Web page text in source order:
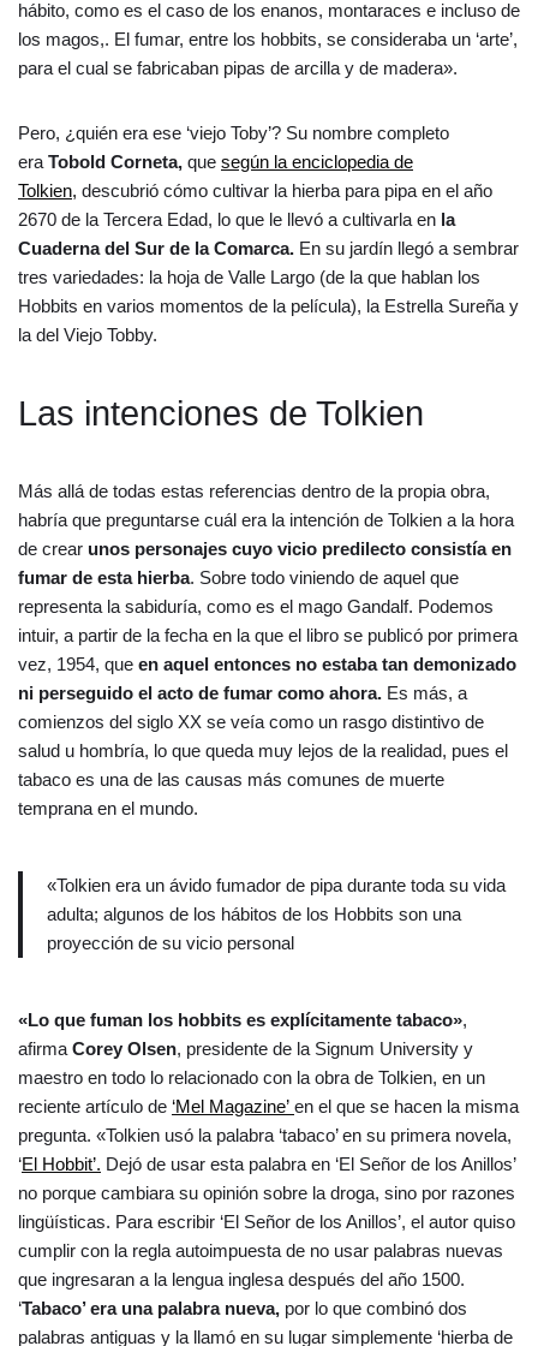
hábito, como es el caso de los enanos, montaraces e incluso de
los magos,. El fumar, entre los hobbits, se consideraba un ‘arte’,
para el cual se fabricaban pipas de arcilla y de madera».
Pero, ¿quién era ese ‘viejo Toby’? Su nombre completo
era Tobold Corneta, que según la enciclopedia de
Tolkien, descubrió cómo cultivar la hierba para pipa en el año
2670 de la Tercera Edad, lo que le llevó a cultivarla en la
Cuaderna del Sur de la Comarca. En su jardín llegó a sembrar
tres variedades: la hoja de Valle Largo (de la que hablan los
Hobbits en varios momentos de la película), la Estrella Sureña y
la del Viejo Tobby.
Las intenciones de Tolkien
Más allá de todas estas referencias dentro de la propia obra,
habría que preguntarse cuál era la intención de Tolkien a la hora
de crear unos personajes cuyo vicio predilecto consistía en
fumar de esta hierba. Sobre todo viniendo de aquel que
representa la sabiduría, como es el mago Gandalf. Podemos
intuir, a partir de la fecha en la que el libro se publicó por primera
vez, 1954, que en aquel entonces no estaba tan demonizado
ni perseguido el acto de fumar como ahora. Es más, a
comienzos del siglo XX se veía como un rasgo distintivo de
salud u hombría, lo que queda muy lejos de la realidad, pues el
tabaco es una de las causas más comunes de muerte
temprana en el mundo.
«Tolkien era un ávido fumador de pipa durante toda su vida
adulta; algunos de los hábitos de los Hobbits son una
proyección de su vicio personal
«Lo que fuman los hobbits es explícitamente tabaco»,
afirma Corey Olsen, presidente de la Signum University y
maestro en todo lo relacionado con la obra de Tolkien, en un
reciente artículo de ‘Mel Magazine’ en el que se hacen la misma
pregunta. «Tolkien usó la palabra ‘tabaco’ en su primera novela,
‘El Hobbit’. Dejó de usar esta palabra en ‘El Señor de los Anillos’
no porque cambiara su opinión sobre la droga, sino por razones
lingüísticas. Para escribir ‘El Señor de los Anillos’, el autor quiso
cumplir con la regla autoimpuesta de no usar palabras nuevas
que ingresaran a la lengua inglesa después del año 1500.
‘Tabaco’ era una palabra nueva, por lo que combinó dos
palabras antiguas y la llamó en su lugar simplemente ‘hierba de